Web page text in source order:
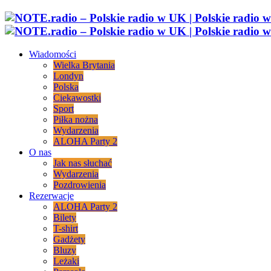
Wiadomości
Wielka Brytania
Londyn
Polska
Ciekawostki
Sport
Piłka nożna
Wydarzenia
ALOHA Party 2
O nas
Jak nas słuchać
Wydarzenia
Pozdrowienia
Rezerwacje
ALOHA Party 2
Bilety
T-shirt
Gadżety
Bluzy
Leżaki